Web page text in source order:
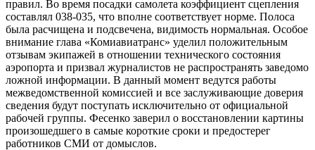
правил. Во время посадки самолета коэффициент сцепления
составлял 038-035, что вполне соответствует норме. Полоса
была расчищена и подсвечена, видимость нормальная. Особое
внимание глава «Комиавиатранс» уделил положительным
отзывам экипажей в отношении технического состояния
аэропорта и призвал журналистов не распространять заведомо
ложной информации. В данный момент ведутся работы
межведомственной комиссией и все заслуживающие доверия
сведения будут поступать исключительно от официальной
рабочей группы. Фесенко заверил о восстановлении картины
произошедшего в самые короткие сроки и предостерег
работников СМИ от домыслов.